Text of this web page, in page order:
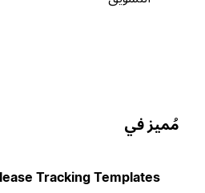
في
Release Tracking Templates